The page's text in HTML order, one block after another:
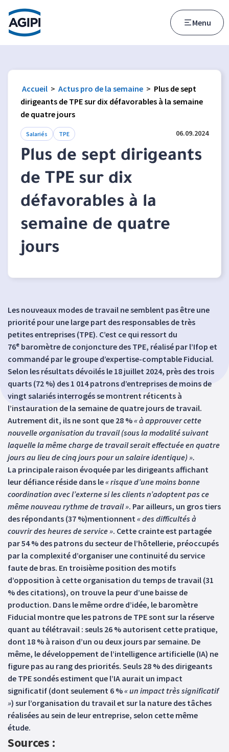
Accès au menu
Accès au contenu principal
Menu
Accueil > Actus pro de la semaine > Plus de sept
dirigeants de TPE sur dix défavorables à la semaine
de quatre jours
Salariés TPE 06.09.2024
Plus de sept dirigeants
de TPE sur dix
défavorables à la
semaine de quatre
jours
Les nouveaux modes de travail ne semblent pas être une
priorité pour une large part des responsables de très
petites entreprises (TPE). C’est ce qui ressort du
76e baromètre de conjoncture des TPE, réalisé par l’Ifop et
commandé par le groupe d’expertise-comptable Fiducial.
Selon les résultats dévoilés le 18 juillet 2024, près des trois
quarts (72 %) des 1 014 patrons d’entreprises de moins de
vingt salariés interrogés se montrent réticents à
l’instauration de la semaine de quatre jours de travail.
Autrement dit, ils ne sont que 28 %« à approuver cette
nouvelle organisation du travail (sous la modalité suivant
laquelle la même charge de travail serait effectuée en quatre
jours au lieu de cinq jours pour un salaire identique) ».
La principale raison évoquée par les dirigeants affichant
leur défiance réside dans le« risque d’une moins bonne
coordination avec l’externe si les clients n’adoptent pas ce
même nouveau rythme de travail ». Par ailleurs, un gros tiers
des répondants (37 %)mentionnent « des difficultés à
couvrir des heures de service ». Cette crainte est partagée
par 54 % des patrons du secteur de l’hôtellerie, préoccupés
par la complexité d’organiser une continuité du service
faute de bras. En troisième position des motifs
d’opposition à cette organisation du temps de travail (31
% des citations), on trouve la peur d’une baisse de
production. Dans le même ordre d’idée, le baromètre
Fiducial montre que les patrons de TPE sont sur la réserve
quant au télétravail : seuls 26 % autorisent cette pratique,
dont 18 % à raison d’un ou deux jours par semaine. De
même, le développement de l’intelligence artificielle (IA) ne
figure pas au rang des priorités. Seuls 28 % des dirigeants
de TPE sondés estiment que l’IA aurait un impact
significatif (dont seulement 6 %« un impact très significatif
») sur l’organisation du travail et sur la nature des tâches
réalisées au sein de leur entreprise, selon cette même
étude.
Sources :